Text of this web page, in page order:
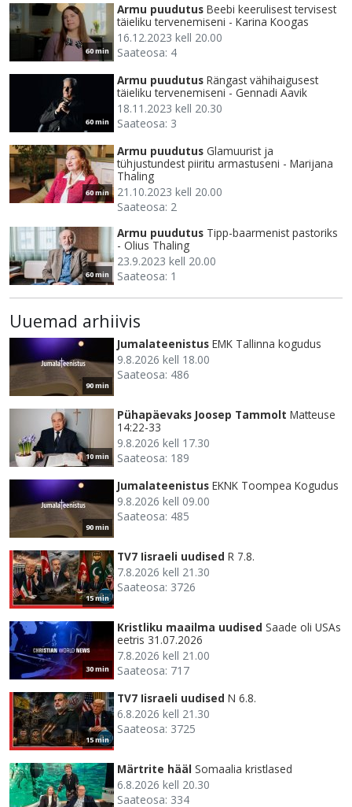
60 min
Armu puudutus Beebi keerulisest tervisest
täieliku tervenemiseni - Karina Koogas
16.12.2023 kell 20.00
Saateosa: 4
60 min
Armu puudutus Rängast vähihaigusest
täieliku tervenemiseni - Gennadi Aavik
18.11.2023 kell 20.30
Saateosa: 3
60 min
Armu puudutus Glamuurist ja
tühjustundest piiritu armastuseni - Marijana
Thaling
21.10.2023 kell 20.00
Saateosa: 2
60 min
Armu puudutus Tipp-baarmenist pastoriks
- Olius Thaling
23.9.2023 kell 20.00
Saateosa: 1
Uuemad arhiivis
90 min
Jumalateenistus EMK Tallinna kogudus
9.8.2026 kell 18.00
Saateosa: 486
10 min
Pühapäevaks Joosep Tammolt Matteuse
14:22-33
9.8.2026 kell 17.30
Saateosa: 189
90 min
Jumalateenistus EKNK Toompea Kogudus
9.8.2026 kell 09.00
Saateosa: 485
15 min
TV7 Iisraeli uudised R 7.8.
7.8.2026 kell 21.30
Saateosa: 3726
30 min
Kristliku maailma uudised Saade oli USAs
eetris 31.07.2026
7.8.2026 kell 21.00
Saateosa: 717
15 min
TV7 Iisraeli uudised N 6.8.
6.8.2026 kell 21.30
Saateosa: 3725
Märtrite hääl Somaalia kristlased
6.8.2026 kell 20.30
Saateosa: 334